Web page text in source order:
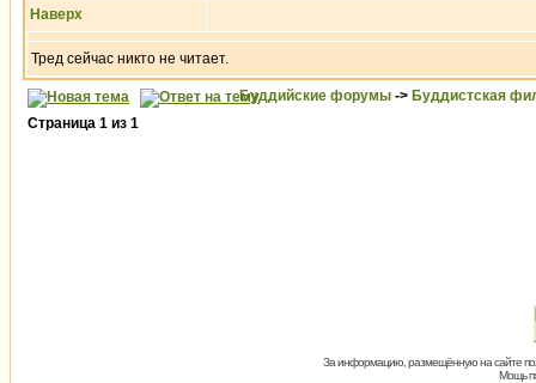
Наверх
Тред сейчас никто не читает.
Буддийские форумы -> Буддистская
Страница 1 из 1
За информацию, размещённую на сайте
Мощь